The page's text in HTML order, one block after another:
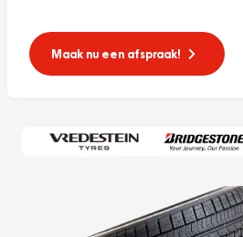
Maak nu een afspraak!